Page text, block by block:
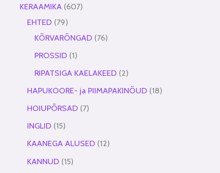
KERAAMIKA 607
EHTED 79
KÕRVARÕNGAD 76
PROSSID 1
RIPATSIGA KAELAKEED 2
HAPUKOORE- ja PIIMAPAKINÕUD 18
HOIUPÕRSAD 7
INGLID 15
KAANEGA ALUSED 12
KANNUD 15